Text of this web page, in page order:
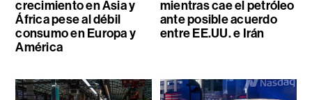
crecimiento en Asia y
África pese al débil
consumo en Europa y
América
mientras cae el petróleo
ante posible acuerdo
entre EE.UU. e Irán